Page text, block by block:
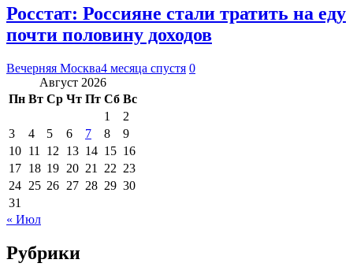
Росстат: Россияне стали тратить на еду
почти половину доходов
Вечерняя Москва4 месяца спустя 0
Август 2026
Пн Вт Ср Чт Пт Сб Вс
1
2
3
4 5 6 7 8
9
10 11 12 13 14 15 16
17 18 19 20 21 22 23
24 25 26 27 28 29 30
31
« Июл
Рубрики